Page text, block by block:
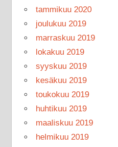
tammikuu 2020
joulukuu 2019
marraskuu 2019
lokakuu 2019
syyskuu 2019
kesäkuu 2019
toukokuu 2019
huhtikuu 2019
maaliskuu 2019
helmikuu 2019